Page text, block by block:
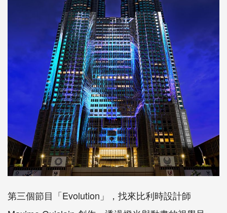
第三個節目「Evolution」，找來比利時設計師